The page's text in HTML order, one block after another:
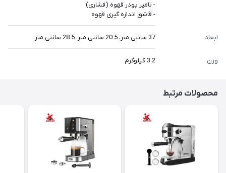
- تامپر پودر قهوه (فشاری)
- قاشق اندازه گیری قهوه
ابعاد 37 سانتی متر، 20.5 سانتی متر، 28.5 سانتی متر
وزن 3.2 کیلوگرم
محصولات مرتبط